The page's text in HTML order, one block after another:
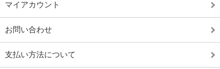
マイアカウント
お問い合わせ
支払い方法について